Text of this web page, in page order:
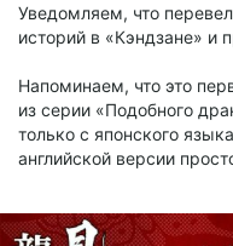
Уведомляем, что
историй в «Кэндзане» и
Напоминаем, что это
из серии «Подобного
только с японского
английской версии